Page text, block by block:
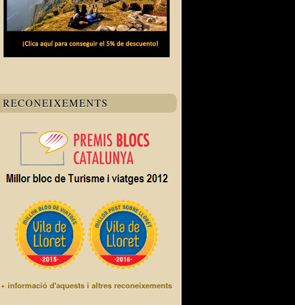
RECONEIXEMENTS
+ informació d'aquests i altres reconeixements